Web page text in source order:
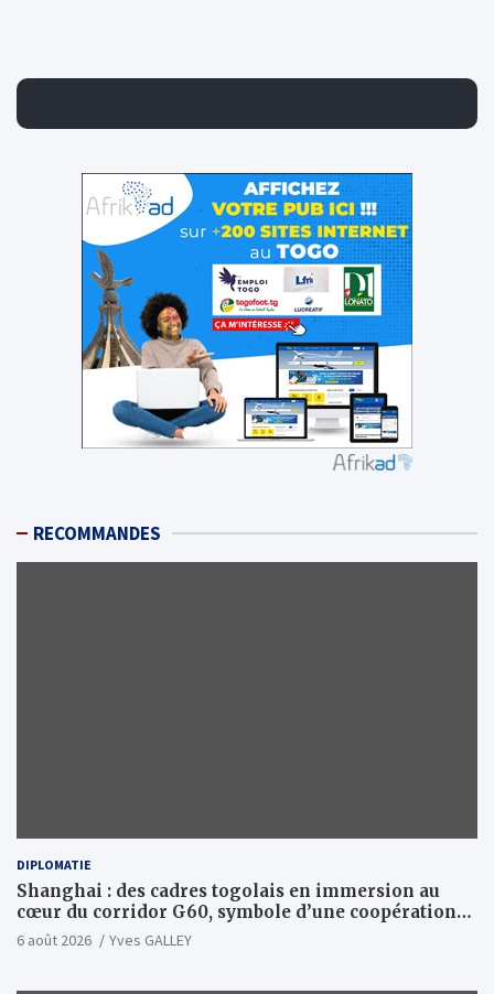
RECOMMANDES
DIPLOMATIE
Shanghai : des cadres togolais en immersion au
cœur du corridor G60, symbole d’une coopération
sino-togolaise axée sur l’excellence et le leadership
6 août 2026 Yves GALLEY